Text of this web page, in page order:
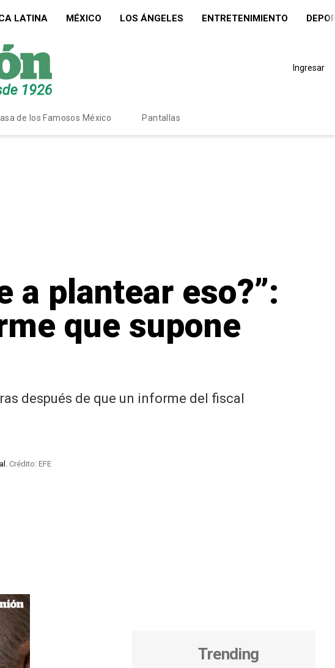
LATINA MÉXICO LOS ÁNGELES ENTRETENIMIENTO
Ingresar
de los Famosos México Pantallas
a plantear eso?”:
que supone
después de que un informe del fiscal
Crédito: EFE
Trending